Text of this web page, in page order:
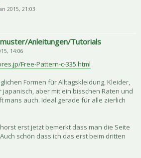
2015, 21:03
Anleitungen/Tutorials
14:06
Free-Pattern-c-335.html
Formen für Alltagskleidung, Kleider,
japanisch, aber mit ein bisschen Raten und
mans auch. Ideal gerade für alle zierlich
erst jetzt bemerkt dass man die Seite
schön dass ich das erst beim dritten